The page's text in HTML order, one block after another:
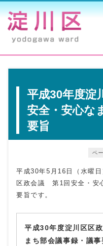
平成30年度淀
安全・安心な
要旨
ペ
平成30年5月16日（水曜
区政会議 第1回安全・安
要旨です。
平成30年度淀川区区
まち部会議事録・議事